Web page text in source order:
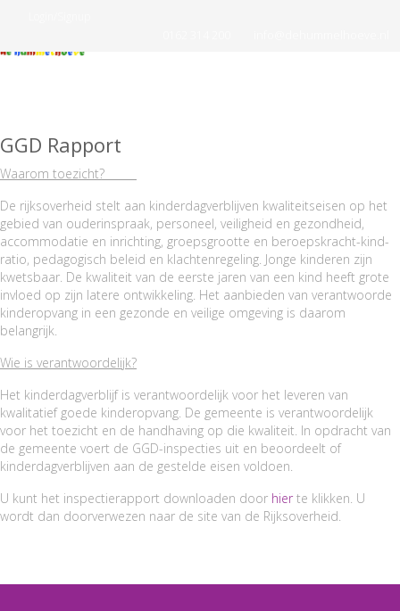
GGD Rapport
Waarom toezicht?
De rijksoverheid stelt aan kinderdagverblijven kwaliteitseisen op het
gebied van ouderinspraak, personeel, veiligheid en gezondheid,
accommodatie en inrichting, groepsgrootte en beroepskracht-kind-
ratio, pedagogisch beleid en klachtenregeling. Jonge kinderen zijn
kwetsbaar. De kwaliteit van de eerste jaren van een kind heeft grote
invloed op zijn latere ontwikkeling. Het aanbieden van verantwoorde
kinderopvang in een gezonde en veilige omgeving is daarom
belangrijk.
Wie is verantwoordelijk?
Het kinderdagverblijf is verantwoordelijk voor het leveren van
kwalitatief goede kinderopvang. De gemeente is verantwoordelijk
voor het toezicht en de handhaving op die kwaliteit. In opdracht van
de gemeente voert de GGD-inspecties uit en beoordeelt of
kinderdagverblijven aan de gestelde eisen voldoen.
U kunt het inspectierapport downloaden door hier te klikken. U
wordt dan doorverwezen naar de site van de Rijksoverheid.